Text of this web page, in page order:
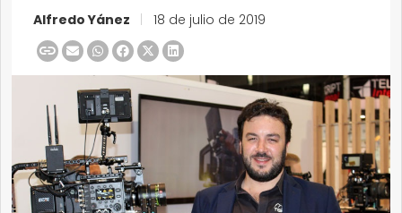
Alfredo Yánez 18 de julio de 2019